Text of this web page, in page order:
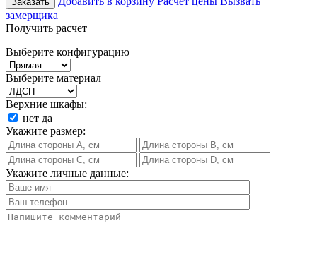
замерщика
Получить расчет
Выберите конфигурацию
Выберите материал
Верхние шкафы:
нет да
Укажите размер:
Укажите личные данные: